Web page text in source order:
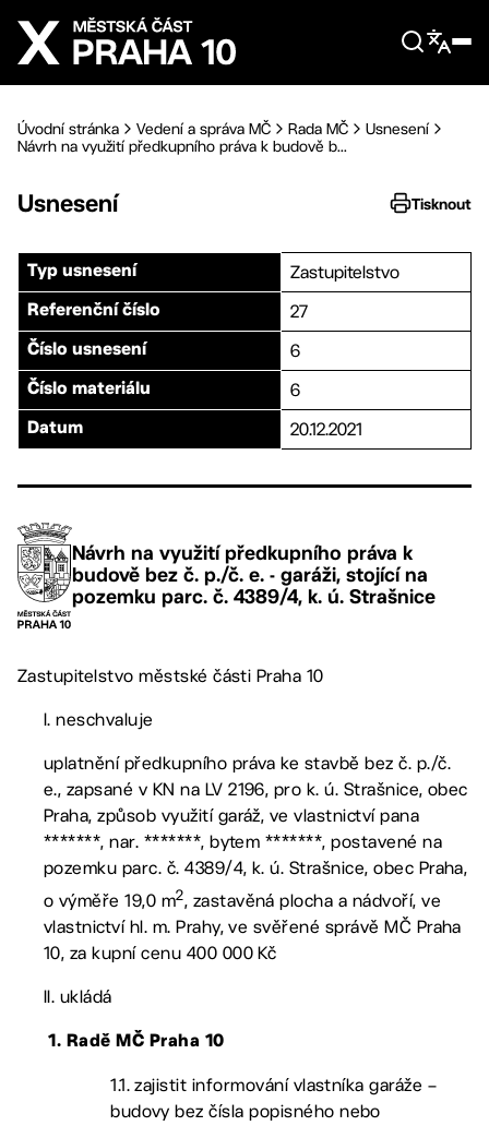
Přejít na hlavní obsah
Úvodní stránka Vedení a správa MČ Rada MČ
Usnesení
Návrh na využití předkupního práva k budově b...
Usnesení Tisknout
Typ usnesení Zastupitelstvo
Referenční číslo 27
Číslo usnesení 6
Číslo materiálu 6
Datum 20.12.2021
Návrh na využití předkupního práva k
budově bez č. p./č. e. - garáži, stojící na
pozemku parc. č. 4389/4, k. ú. Strašnice
Zastupitelstvo městské části Praha 10
I. neschvaluje
uplatnění předkupního práva ke stavbě bez č. p./č.
e., zapsané v KN na LV 2196, pro k. ú. Strašnice, obec
Praha, způsob využití garáž, ve vlastnictví pana
*******, nar. *******, bytem *******, postavené na
pozemku parc. č. 4389/4, k. ú. Strašnice, obec Praha,
o výměře 19,0 m2, zastavěná plocha a nádvoří, ve
vlastnictví hl. m. Prahy, ve svěřené správě MČ Praha
10, za kupní cenu 400 000 Kč
II. ukládá
1. Radě MČ Praha 10
1.1. zajistit informování vlastníka garáže –
budovy bez čísla popisného nebo